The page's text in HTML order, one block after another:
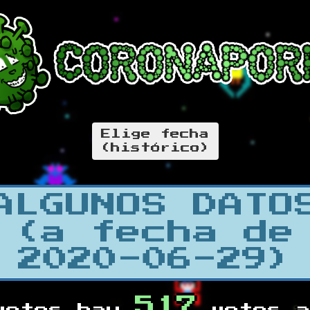
Elige fecha
(histórico)
(a fecha de
2020-06-29)